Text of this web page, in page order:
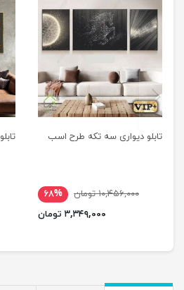
تابلو دیواری سه تکه طرح اسب
۱۰,۴۵۶,۰۰۰ تومان
۶۸%
۳,۳۴۹,۰۰۰ تومان
تابلو 5 تکه مدرن
previus